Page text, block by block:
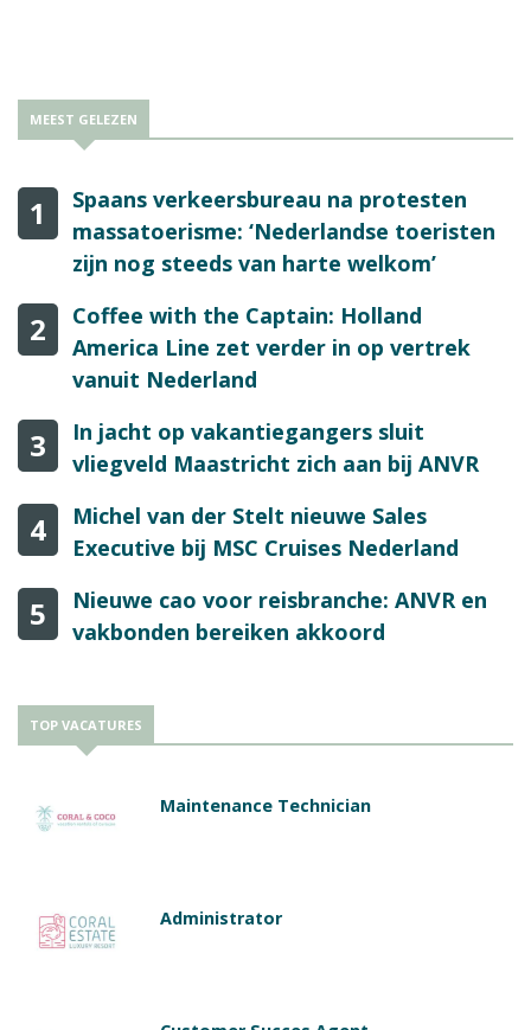
MEEST GELEZEN
1
Spaans verkeersbureau na protesten
massatoerisme: ‘Nederlandse toeristen
zijn nog steeds van harte welkom’
2
Coffee with the Captain: Holland
America Line zet verder in op vertrek
vanuit Nederland
3
In jacht op vakantiegangers sluit
vliegveld Maastricht zich aan bij ANVR
4
Michel van der Stelt nieuwe Sales
Executive bij MSC Cruises Nederland
5
Nieuwe cao voor reisbranche: ANVR en
vakbonden bereiken akkoord
TOP VACATURES
Maintenance Technician
Administrator